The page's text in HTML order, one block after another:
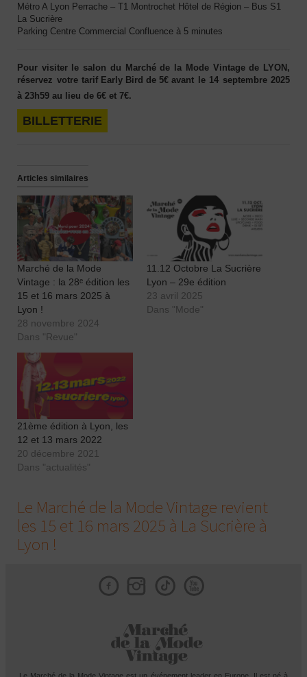
Le Marché de la Mode Vintage revient
les 15 et 16 mars 2025 à La Sucrière à
Lyon !
Métro A Lyon Perrache – T1 Montrochet Hôtel de Région – Bus S1
La Sucrière
Parking Centre Commercial Confluence à 5 minutes
Pour visiter le salon du Marché de la Mode Vintage de LYON,
réservez votre tarif Early Bird de 5€ avant le14 septembre 2025
à 23h59 au lieu de 6€ et 7€.
BILLETTERIE
Articles similaires
Marché de la Mode
Vintage : la 28ᵉ édition les
15 et 16 mars 2025 à
Lyon !
28 novembre 2024
Dans "Revue"
11.12 Octobre La Sucrière
Lyon – 29e édition
23 avril 2025
Dans "Mode"
21ème édition à Lyon, les
12 et 13 mars 2022
20 décembre 2021
Dans "actualités"